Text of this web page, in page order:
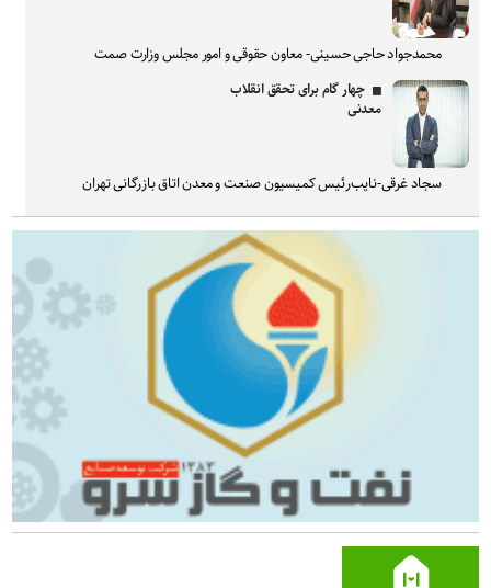
محمدجواد حاجی حسینی- معاون حقوقی و امور مجلس وزارت صمت
چهار گام برای تحقق انقلاب
معدنی
سجاد غرقی-نایب‌رئیس کمیسیون صنعت و معدن اتاق بازرگانی تهران